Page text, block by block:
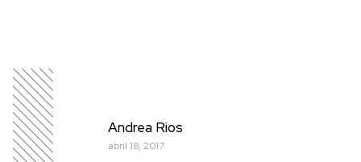
Andrea Rios
abril 18, 2017